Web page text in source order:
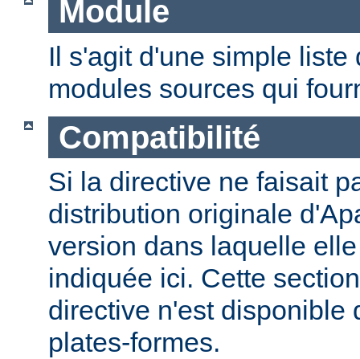
Module
Il s'agit d'une simple liste
modules sources qui
Compatibilité
Si la directive ne faisait
distribution originale
version dans laquelle
indiquée ici. Cette
directive n'est disponible
plates-formes.